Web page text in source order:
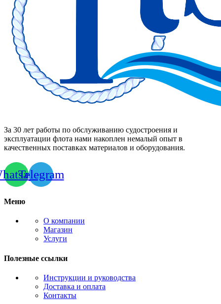
За 30 лет работы по обслуживанию судостроения и
эксплуатации флота нами накоплен немалый опыт в
качественных поставках материалов и оборудования.
Telegram
Меню
О компании
Магазин
Услуги
Полезные ссылки
Инструкции и руководства
Доставка и оплата
Контакты